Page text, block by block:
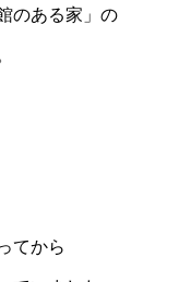
のある家」の
てから